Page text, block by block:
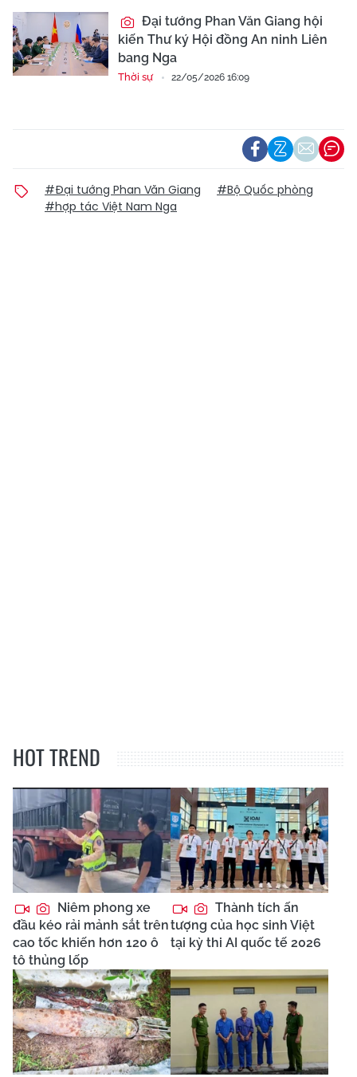
Đại tướng Phan Văn Giang hội
kiến Thư ký Hội đồng An ninh Liên
bang Nga
Thời sự 22/05/2026 16:09
#Đại tướng Phan Văn Giang
#Bộ Quốc phòng
#hợp tác Việt Nam Nga
HOT TREND
Niêm phong xe
đầu kéo rải mảnh sắt trên
cao tốc khiến hơn 120 ô
tô thủng lốp
Thành tích ấn
tượng của học sinh Việt
tại kỳ thi AI quốc tế 2026